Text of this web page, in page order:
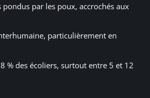
par les poux, accrochés aux
particulièrement en
% des écoliers, surtout entre 5 et 12